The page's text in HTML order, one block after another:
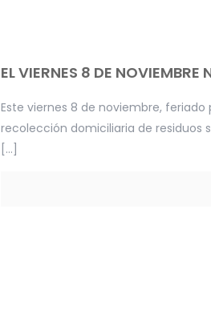
EL VIERNES 8 DE
Este viernes 8 de noviembre, feriado
recolección domiciliaria de residuos
[…]